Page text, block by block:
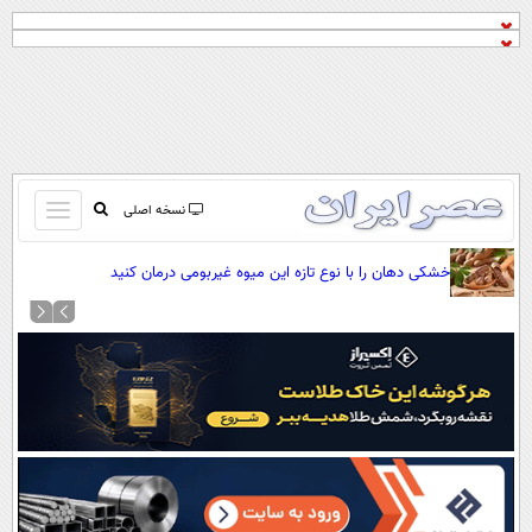
نسخه اصلی
باز
و
کردن
منو
صفحه اول
نظرسنجی
آب و هوا
سواد زندگی
خشکی دهان را با نوع تازه این میوه غیربومی درمان کنید